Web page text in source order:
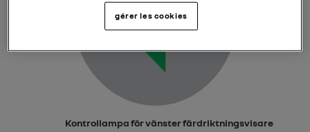
Kontrollampa för vänster färdriktningsvisare
gérer les cookies